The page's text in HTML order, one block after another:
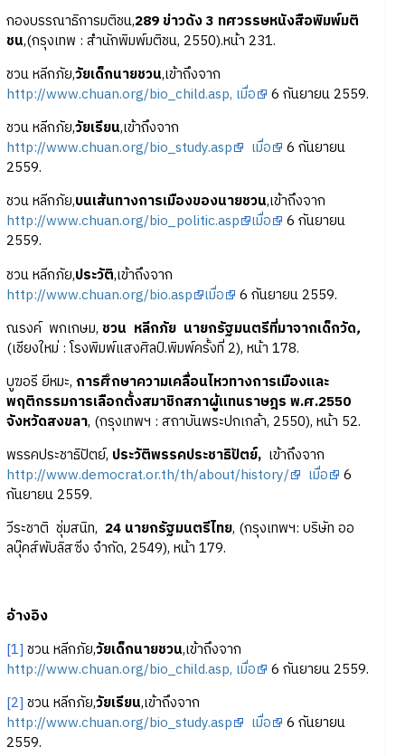
กองบรรณาธิการมติชน,289 ข่าวดัง 3 ทศวรรษหนังสือพิมพ์มติ
ชน,(กรุงเทพ : สำนักพิมพ์มติชน, 2550).หน้า 231.
ชวน หลีกภัย,วัยเด็กนายชวน,เข้าถึงจาก
http://www.chuan.org/bio_child.asp, เมื่อ
6 กันยายน 2559.
ชวน หลีกภัย,วัยเรียน,เข้าถึงจาก
http://www.chuan.org/bio_study.asp
เมื่อ
6 กันยายน
2559.
ชวน หลีกภัย,บนเส้นทางการเมืองของนายชวน,เข้าถึงจาก
http://www.chuan.org/bio_politic.asp เมื่อ
6 กันยายน
2559.
ชวน หลีกภัย,ประวัติ,เข้าถึงจาก
http://www.chuan.org/bio.asp เมื่อ
6 กันยายน 2559.
ณรงค์ พกเกษม, ชวน หลีกภัย นายกรัฐมนตรีที่มาจากเด็กวัด,
(เชียงใหม่ : โรงพิมพ์แสงศิลป์.พิมพ์ครั้งที่ 2), หน้า 178.
บูฆอรี ยีหมะ, การศึกษาความเคลื่อนไหวทางการเมืองและ
พฤติกรรมการเลือกตั้งสมาชิกสภาผู้แทนราษฎร พ.ศ.2550
จังหวัดสงขลา, (กรุงเทพฯ : สถาบันพระปกเกล้า, 2550), หน้า 52.
พรรคประชาธิปัตย์, ประวัติพรรคประชาธิปัตย์,เข้าถึงจาก
http://www.democrat.or.th/th/about/history/
เมื่อ
6
กันยายน 2559.
วีระชาติ ชุ่มสนิท, 24 นายกรัฐมนตรีไทย, (กรุงเทพฯ: บริษัท ออ
ลบุ๊คส์พับลิสซิ่ง จำกัด, 2549), หน้า 179.
อ้างอิง
[1] ชวน หลีกภัย,วัยเด็กนายชวน,เข้าถึงจาก
http://www.chuan.org/bio_child.asp, เมื่อ
6 กันยายน 2559.
[2] ชวน หลีกภัย,วัยเรียน,เข้าถึงจาก
http://www.chuan.org/bio_study.asp
เมื่อ
6 กันยายน
2559.